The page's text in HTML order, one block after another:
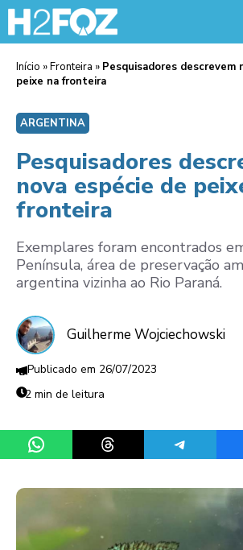
Início »Fronteira » Pesquisadores descrevem
peixe na fronteira
ARGENTINA
Pesquisadores
nova espécie de
fronteira
Exemplares foram encontrados
Península, área de preservação
argentina vizinha ao Rio Paraná.
Guilherme Wojciechowski
26/07/2023
2 min de leitura
Share on WhatsAppShare on ThreadsShare on